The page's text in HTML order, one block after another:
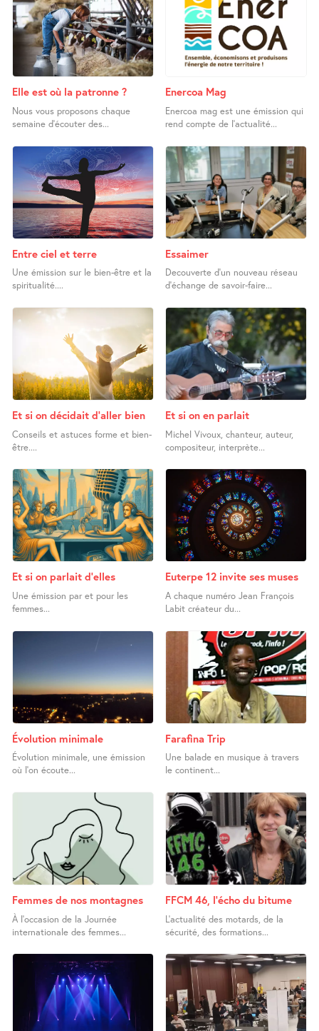
Elle est où la patronne ?
Nous vous proposons chaque
semaine d’écouter des...
Enercoa Mag
Enercoa mag est une émission qui
rend compte de l’actualité...
Entre ciel et terre
Une émission sur le bien-être et la
spiritualité....
Essaimer
Decouverte d’un nouveau réseau
d’échange de savoir-faire...
Et si on décidait d’aller bien
Conseils et astuces forme et bien-
être....
Et si on en parlait
Michel Vivoux, chanteur, auteur,
compositeur, interprète...
Et si on parlait d’elles
Une émission par et pour les
femmes...
Euterpe 12 invite ses muses
A chaque numéro Jean François
Labit créateur du...
Évolution minimale
Évolution minimale, une émission
où l’on écoute...
Farafina Trip
Une balade en musique à travers
le continent...
Femmes de nos montagnes
À l’occasion de la Journée
internationale des femmes...
FFCM 46, l’écho du bitume
L’actualité des motards, de la
sécurité, des formations...